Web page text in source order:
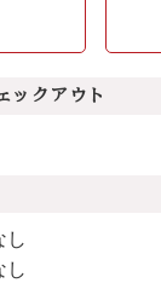
ックアウト
し